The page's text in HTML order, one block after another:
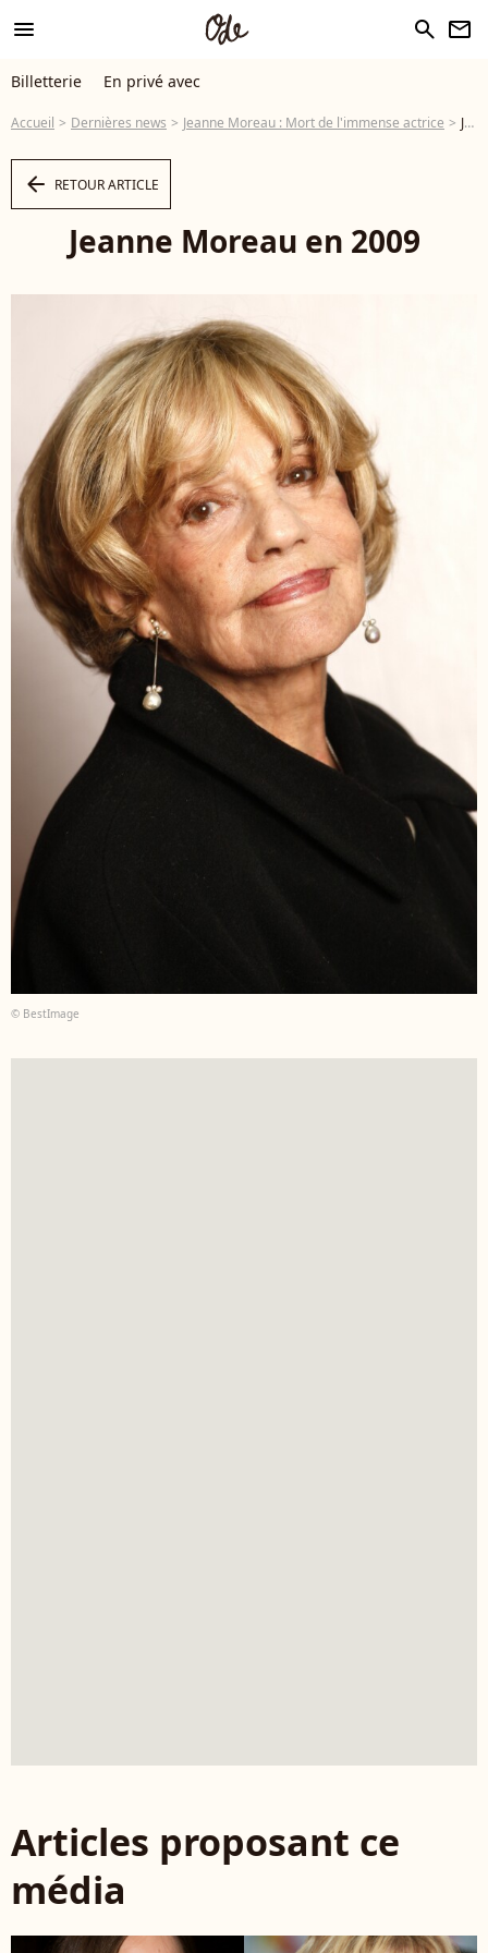
menu search newsletter
Billetterie En privé avec
Accueil Dernières news Jeanne Moreau : Mort de l'immense actrice Jeanne Moreau en 2009 - Photo
arrow_left RETOUR ARTICLE
Jeanne Moreau en 2009
© BestImage
Articles proposant ce
média